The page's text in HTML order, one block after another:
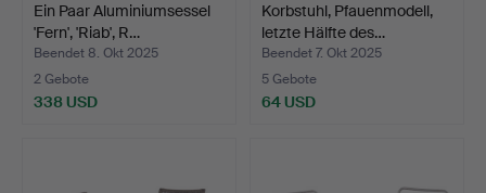
Ein Paar Aluminiumsessel
'Fern', 'Riab', R…
Beendet 8. Okt 2025
2 Gebote
338 USD
Korbstuhl, Pfauenmodell,
letzte Hälfte des…
Beendet 7. Okt 2025
5 Gebote
64 USD